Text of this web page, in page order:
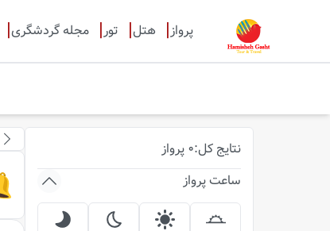
پرواز هتل تور مجله گردشگری
نتایج کل:
0 پرواز
ساعت پرواز